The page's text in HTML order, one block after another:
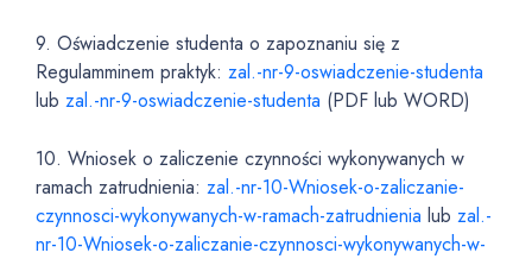
9. Oświadczenie studenta o zapoznaniu się z
Regulamminem praktyk: zal.-nr-9-oswiadczenie-studenta
lub zal.-nr-9-oswiadczenie-studenta (PDF lub WORD)
10. Wniosek o zaliczenie czynności wykonywanych w
ramach zatrudnienia: zal.-nr-10-Wniosek-o-zaliczanie-
czynnosci-wykonywanych-w-ramach-zatrudnienia lub zal.-
nr-10-Wniosek-o-zaliczanie-czynnosci-wykonywanych-w-